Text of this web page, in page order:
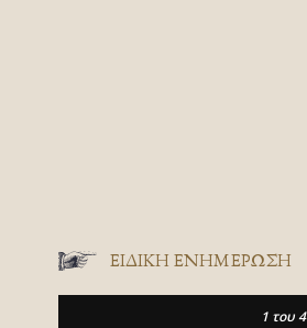
ΕΙΔΙΚΉ ΕΝΗΜΈΡΩΣΗ
1 του 4